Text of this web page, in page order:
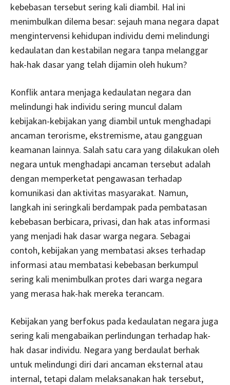
kebebasan tersebut sering kali diambil. Hal ini
menimbulkan dilema besar: sejauh mana negara dapat
mengintervensi kehidupan individu demi melindungi
kedaulatan dan kestabilan negara tanpa melanggar
hak-hak dasar yang telah dijamin oleh hukum?
Konflik antara menjaga kedaulatan negara dan
melindungi hak individu sering muncul dalam
kebijakan-kebijakan yang diambil untuk menghadapi
ancaman terorisme, ekstremisme, atau gangguan
keamanan lainnya. Salah satu cara yang dilakukan oleh
negara untuk menghadapi ancaman tersebut adalah
dengan memperketat pengawasan terhadap
komunikasi dan aktivitas masyarakat. Namun,
langkah ini seringkali berdampak pada pembatasan
kebebasan berbicara, privasi, dan hak atas informasi
yang menjadi hak dasar warga negara. Sebagai
contoh, kebijakan yang membatasi akses terhadap
informasi atau membatasi kebebasan berkumpul
sering kali menimbulkan protes dari warga negara
yang merasa hak-hak mereka terancam.
Kebijakan yang berfokus pada kedaulatan negara juga
sering kali mengabaikan perlindungan terhadap hak-
hak dasar individu. Negara yang berdaulat berhak
untuk melindungi diri dari ancaman eksternal atau
internal, tetapi dalam melaksanakan hak tersebut,